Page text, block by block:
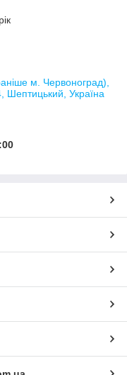
м. Червоноград),
Шептицький, Україна